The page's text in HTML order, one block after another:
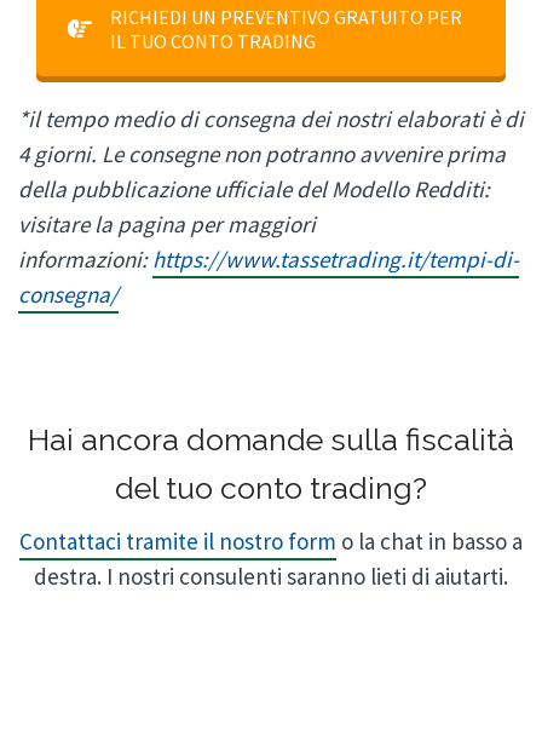
RICHIEDI UN PREVENTIVO GRATUITO PER
IL TUO CONTO TRADING
*il tempo medio di consegna dei nostri elaborati è di
4 giorni. Le consegne non potranno avvenire prima
della pubblicazione ufficiale del Modello Redditi:
visitare la pagina per maggiori
informazioni:https://www.tassetrading.it/tempi-di-
consegna/
Hai ancora domande sulla fiscalità
del tuo conto trading?
Contattaci tramite il nostro form o la chat in basso a
destra. I nostri consulenti saranno lieti di aiutarti.